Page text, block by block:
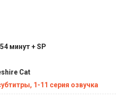
минут + SP
Cat
1-11 серия озвучка